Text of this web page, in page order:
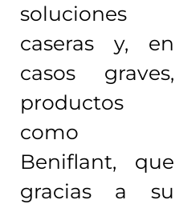
soluciones
caseras y, en
casos graves,
productos
como
Beniflant, que
gracias a su